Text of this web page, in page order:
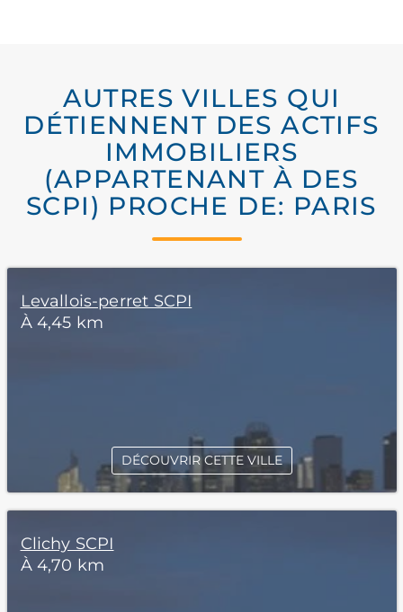
AUTRES VILLES QUI
DÉTIENNENT DES ACTIFS
IMMOBILIERS
(APPARTENANT À DES
SCPI) PROCHE DE: PARIS
Levallois-perret SCPI
À 4,45 km
DÉCOUVRIR CETTE VILLE
Clichy SCPI
À 4,70 km